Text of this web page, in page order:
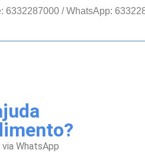
6332287000 / WhatsApp:
WhatsApp